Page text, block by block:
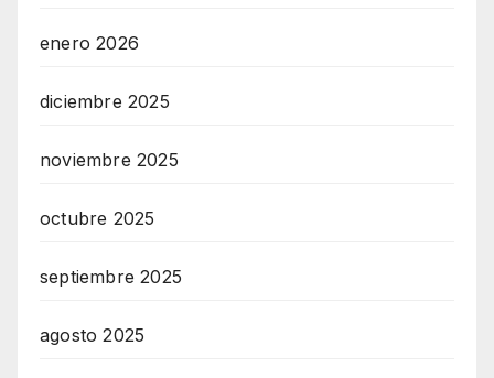
enero 2026
diciembre 2025
noviembre 2025
octubre 2025
septiembre 2025
agosto 2025